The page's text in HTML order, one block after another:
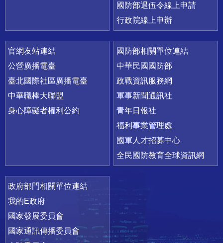
國防部退伍令線上申請
行政院線上申辦
官網友站連結
公營廣播電臺
臺北國際社區廣播電臺
中華職棒大聯盟
身心障礙者權利公約
國防部相關單位連結
中華民國國防部
政戰資訊服務網
軍事新聞通訊社
青年日報社
福利事業管理處
國軍人才招募中心
全民國防教育全球資訊網
政府部門相關單位連結
我的E政府
國家發展委員會
國家通訊傳播委員會